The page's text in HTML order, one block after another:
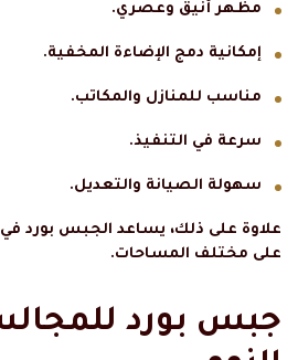
مظهر أنيق وعصري.
إمكانية دمج الإضاءة المخفية.
مناسب للمنازل والمكاتب.
سرعة في التنفيذ.
سهولة الصيانة والتعديل.
علاوة على ذلك، يساعد الجبس بورد
على مختلف المساحات.
جبس بورد